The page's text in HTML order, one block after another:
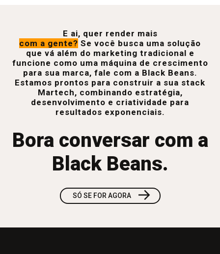
E ai, quer render mais
com a gente? Se você busca uma solução
que vá além do marketing tradicional e
funcione como uma máquina de crescimento
para sua marca, fale com a Black Beans.
Estamos prontos para construir a sua stack
Martech, combinando estratégia,
desenvolvimento e criatividade para
resultados exponenciais.
Bora conversar com a
Black Beans.
SÓ SE FOR AGORA →